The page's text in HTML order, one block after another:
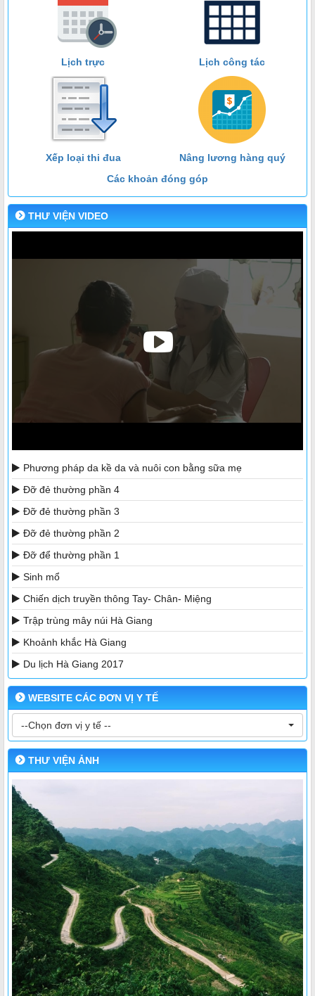
Lịch trực Lịch công tác
Xếp loại thi đua
Nâng lương hàng quý
Các khoản đóng góp
THƯ VIỆN VIDEO
Phương pháp da kề da và nuôi con bằng sữa mẹ
Đỡ đẻ thường phần 4
Đỡ đẻ thường phần 3
Đỡ đẻ thường phần 2
Đỡ để thường phần 1
Sinh mổ
Chiến dịch truyền thông Tay- Chân- Miệng
Trập trùng mây núi Hà Giang
Khoảnh khắc Hà Giang
Du lịch Hà Giang 2017
WEBSITE CÁC ĐƠN VỊ Y TẾ
--Chọn đơn vị y tế --
THƯ VIỆN ẢNH